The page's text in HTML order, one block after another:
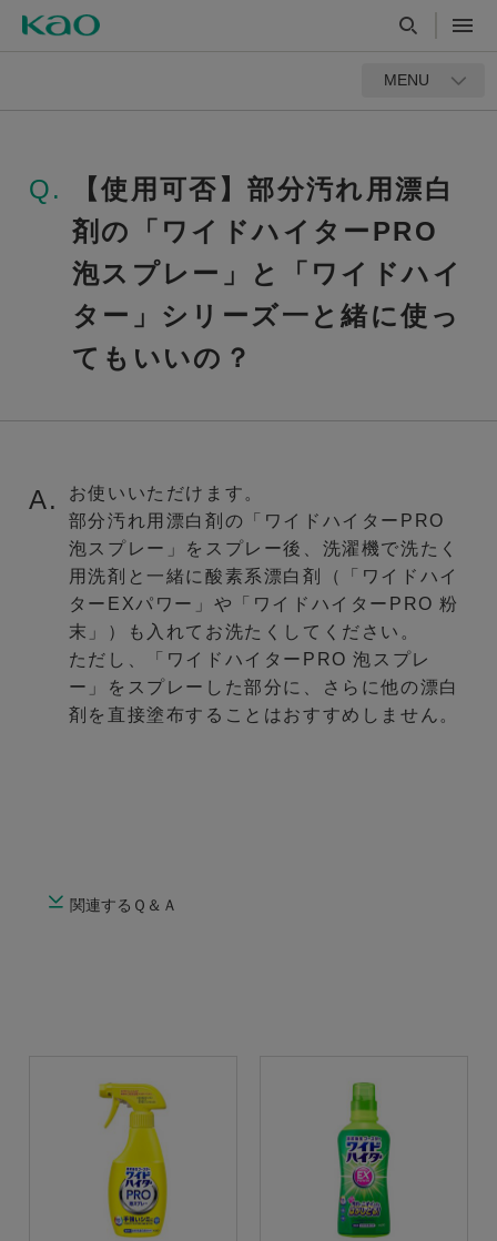
MENU
Q.
【使用可否】部分汚れ用漂白
剤の「ワイドハイターPRO
泡スプレー」と「ワイドハイ
ター」シリーズ一と緒に使っ
てもいいの？
A.
お使いいただけます。
部分汚れ用漂白剤の「ワイドハイターPRO
泡スプレー」をスプレー後、洗濯機で洗たく
用洗剤と一緒に酸素系漂白剤（「ワイドハイ
ターEXパワー」や「ワイドハイターPRO 粉
末」）も入れてお洗たくしてください。
ただし、「ワイドハイターPRO 泡スプレ
ー」をスプレーした部分に、さらに他の漂白
剤を直接塗布することはおすすめしません。
関連するＱ＆Ａ